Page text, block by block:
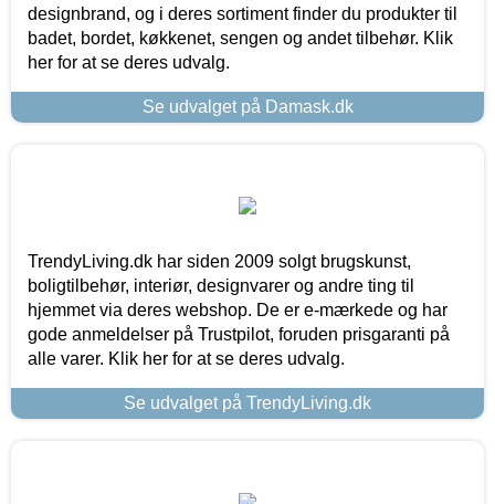
designbrand, og i deres sortiment finder du produkter til
badet, bordet, køkkenet, sengen og andet tilbehør. Klik
her for at se deres udvalg.
Se udvalget på Damask.dk
TrendyLiving.dk har siden 2009 solgt brugskunst,
boligtilbehør, interiør, designvarer og andre ting til
hjemmet via deres webshop. De er e-mærkede og har
gode anmeldelser på Trustpilot, foruden prisgaranti på
alle varer. Klik her for at se deres udvalg.
Se udvalget på TrendyLiving.dk